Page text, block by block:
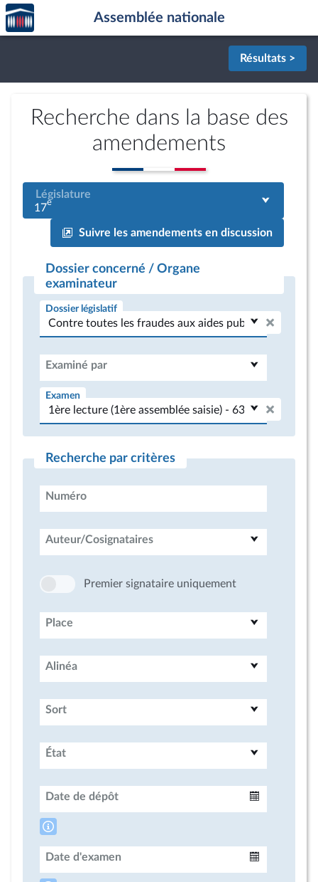
Aller au contenu
Aller en bas de la page
Accèder
à la
page
Assemblée nationale
Résultats >
Recherche dans la base des
amendements
Législature
17e
Suivre les amendements en discussion
Dossier concerné / Organe
examinateur
Dossier législatif
Examiné par
Examen
Recherche par critères
Numéro
Auteur/Cosignataires
Premier signataire uniquement
Place
Alinéa
Sort
État
Date de dépôt
Date d'examen